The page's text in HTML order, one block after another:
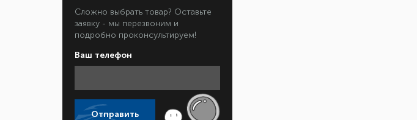
Сложно выбрать товар? Оставьте
заявку - мы перезвоним и
подробно проконсультируем!
Ваш телефон
Отправить